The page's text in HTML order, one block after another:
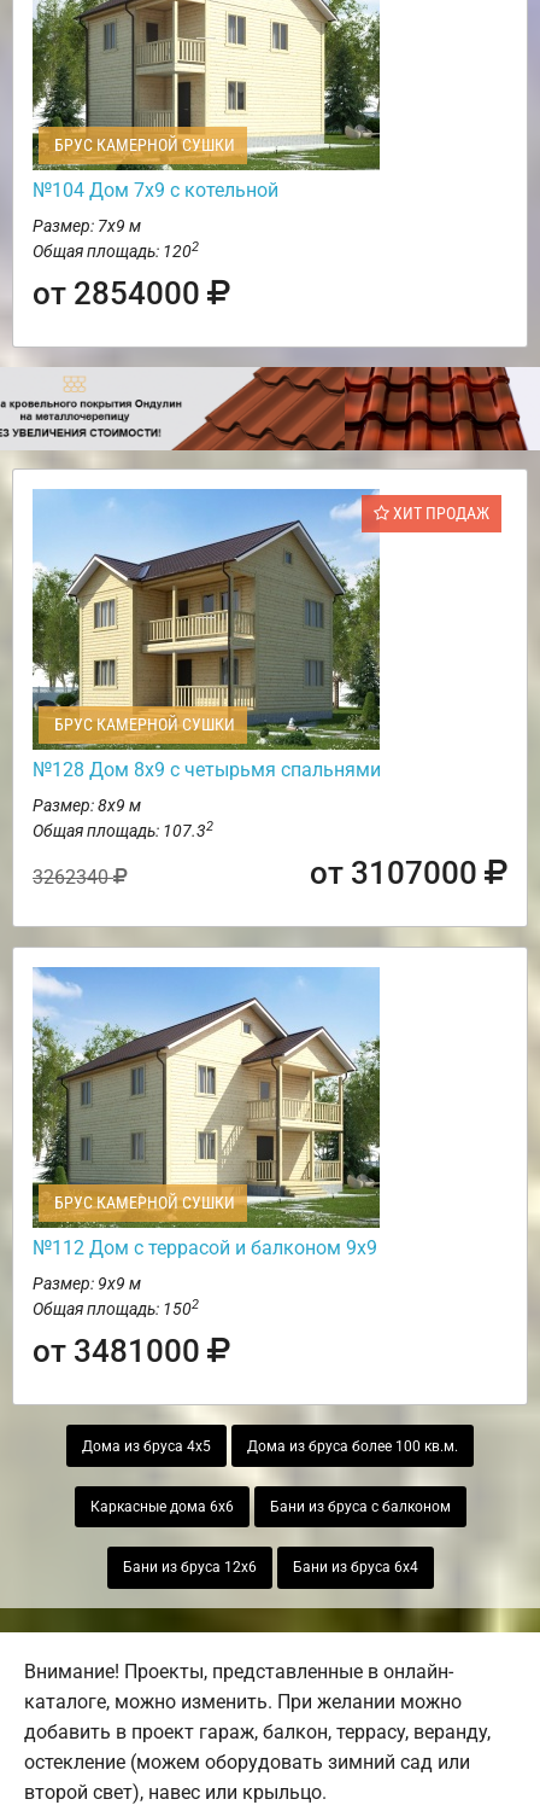
БРУС КАМЕРНОЙ СУШКИ
№104 Дом 7х9 с котельной
Размер: 7х9 м
Общая площадь: 1202
от 2854000
ХИТ ПРОДАЖ
БРУС КАМЕРНОЙ СУШКИ
№128 Дом 8х9 с четырьмя спальнями
Размер: 8х9 м
Общая площадь: 107.32
3262340 от 3107000
БРУС КАМЕРНОЙ СУШКИ
№112 Дом с террасой и балконом 9х9
Размер: 9х9 м
Общая площадь: 1502
от 3481000
Дома из бруса 4х5 Дома из бруса более 100 кв.м.
Каркасные дома 6х6 Бани из бруса с балконом
Бани из бруса 12х6 Бани из бруса 6х4
Внимание! Проекты, представленные в онлайн-
каталоге, можно изменить. При желании можно
добавить в проект гараж, балкон, террасу, веранду,
остекление (можем оборудовать зимний сад или
второй свет), навес или крыльцо.